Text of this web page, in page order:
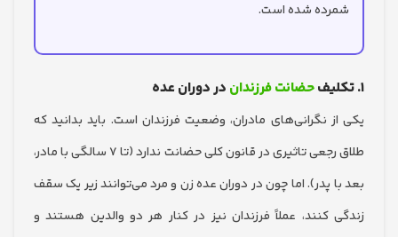
شده است.
حضانت فرزنداندر دوران عده
نگرانی‌های مادران، وضعیت فرزندان است. باید بدانید که
طلاق رجعی تاثیری در قانون کلی حضانت ندارد (تا ۷ سالگی با مادر،
پدر). اما چون در دوران عده زن و مرد می‌توانند زیر یک سقف
کنند، عملاً فرزندان نیز در کنار هر دو والدین هستند و